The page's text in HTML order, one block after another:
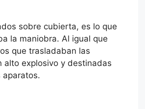
sobre cubierta, es lo que
la maniobra. Al igual que
que trasladaban las
alto explosivo y destinadas
aparatos.